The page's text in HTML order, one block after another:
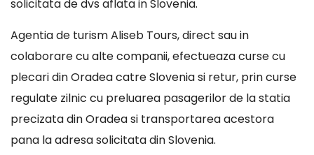
solicitata de dvs aflata in Slovenia.
Agentia de turism Aliseb Tours, direct sau in
colaborare cu alte companii, efectueaza curse cu
plecari din Oradea catre Slovenia si retur, prin curse
regulate zilnic cu preluarea pasagerilor de la statia
precizata din Oradea si transportarea acestora
pana la adresa solicitata din Slovenia.